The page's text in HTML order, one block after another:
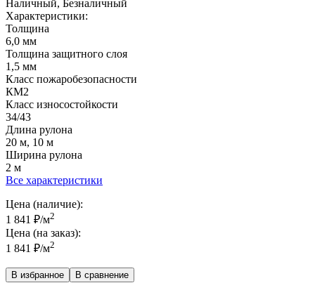
Наличный, Безналичный
Характеристики:
Толщина
6,0 мм
Толщина защитного слоя
1,5 мм
Класс пожаробезопасности
КМ2
Класс износостойкости
34/43
Длина рулона
20 м, 10 м
Ширина рулона
2 м
Все характеристики
Цена (наличие):
1 841 ₽/м2
Цена (на заказ):
1 841 ₽/м2
В избранное В сравнение